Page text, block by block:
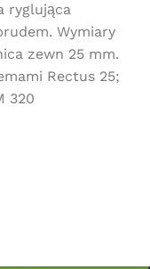
ryglująca
Wymiary
zewn 25 mm.
Rectus 25;
320